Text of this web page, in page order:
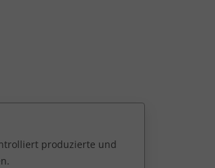
produzierte und